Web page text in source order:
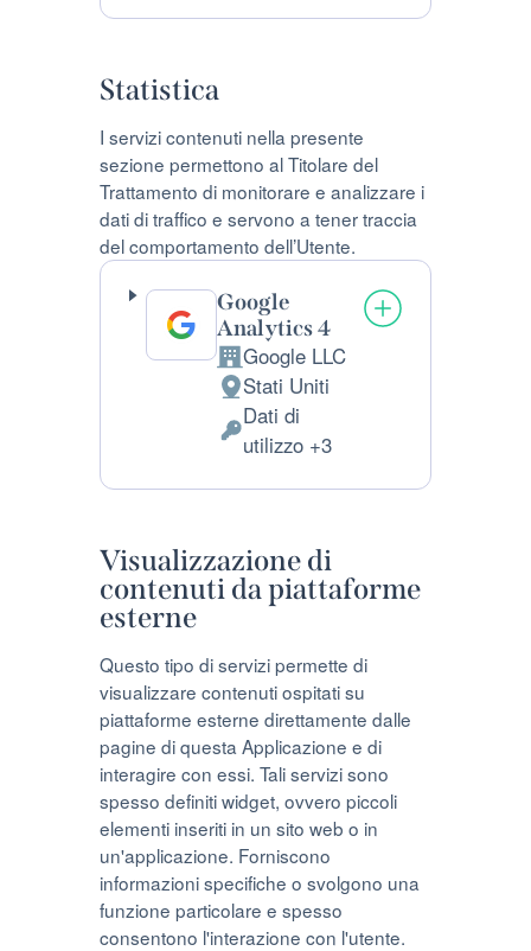
Statistica
I servizi contenuti nella presente
sezione permettono al Titolare del
Trattamento di monitorare e analizzare i
dati di traffico e servono a tener traccia
del comportamento dell’Utente.
Google
Analytics 4
Azienda:
Google LLC
Luogo
del
trattamento:
Stati Uniti
Dati
Dati di
utilizzo +3
Visualizzazione di
contenuti da piattaforme
esterne
Questo tipo di servizi permette di
visualizzare contenuti ospitati su
piattaforme esterne direttamente dalle
pagine di questa Applicazione e di
interagire con essi. Tali servizi sono
spesso definiti widget, ovvero piccoli
elementi inseriti in un sito web o in
un'applicazione. Forniscono
informazioni specifiche o svolgono una
funzione particolare e spesso
consentono l'interazione con l'utente.